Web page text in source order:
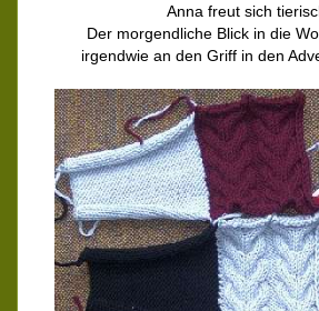
Anna freut sich
Der morgendliche Blick in die
irgendwie an den Griff in den